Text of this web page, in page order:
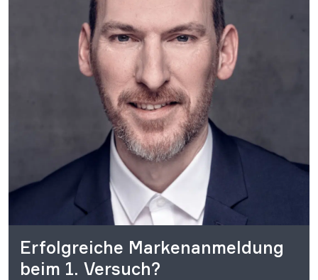
Erfolgreiche Markenanmeldung
beim 1. Versuch?